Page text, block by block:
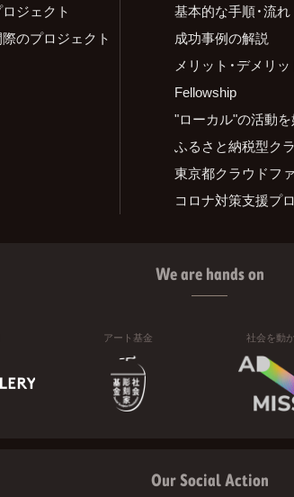
ジェクト
のプロジェクト
基本的な手順・流れ
成功事例の解説
メリット・デメリッ
Fellowship
"ローカル"の活動
ふるさと納税型ク
東京都クラウドフ
コロナ対策支援プ
We are hands on
アート基金 社会を動
Our Social Action